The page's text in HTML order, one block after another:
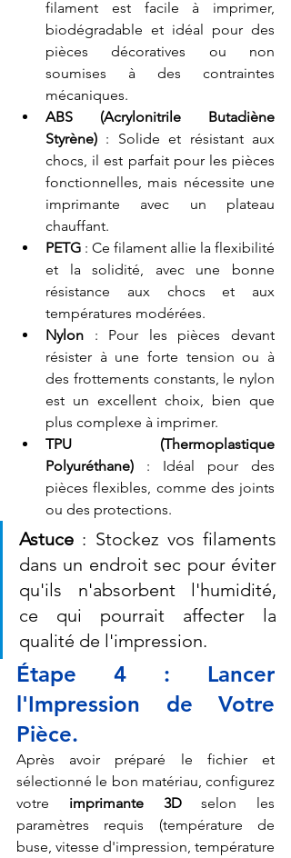
filament est facile à imprimer,
biodégradable et idéal pour des
pièces décoratives ou non
soumises à des contraintes
mécaniques.
ABS (Acrylonitrile Butadiène
Styrène) : Solide et résistant aux
chocs, il est parfait pour les pièces
fonctionnelles, mais nécessite une
imprimante avec un plateau
chauffant.
PETG : Ce filament allie la flexibilité
et la solidité, avec une bonne
résistance aux chocs et aux
températures modérées.
Nylon : Pour les pièces devant
résister à une forte tension ou à
des frottements constants, le nylon
est un excellent choix, bien que
plus complexe à imprimer.
TPU (Thermoplastique
Polyuréthane) : Idéal pour des
pièces flexibles, comme des joints
ou des protections.
Astuce : Stockez vos filaments
dans un endroit sec pour éviter
qu'ils n'absorbent l'humidité,
ce qui pourrait affecter la
qualité de l'impression.
Étape 4 : Lancer
l'Impression de Votre
Pièce.
Après avoir préparé le fichier et
sélectionné le bon matériau, configurez
votre imprimante 3D selon les
paramètres requis (température de
buse, vitesse d'impression, température